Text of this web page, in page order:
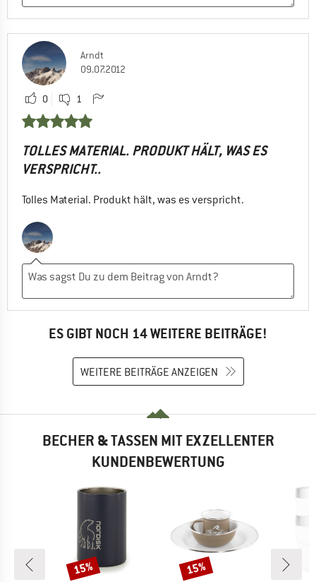
Arndt
09.07.2012
0 1
TOLLES MATERIAL. PRODUKT HÄLT, WAS ES
VERSPRICHT..
Tolles Material. Produkt hält, was es verspricht.
ES GIBT NOCH 14 WEITERE BEITRÄGE!
WEITERE BEITRÄGE ANZEIGEN
BECHER & TASSEN MIT EXZELLENTER
KUNDENBEWERTUNG
Rabatt
15% Rabatt
15%